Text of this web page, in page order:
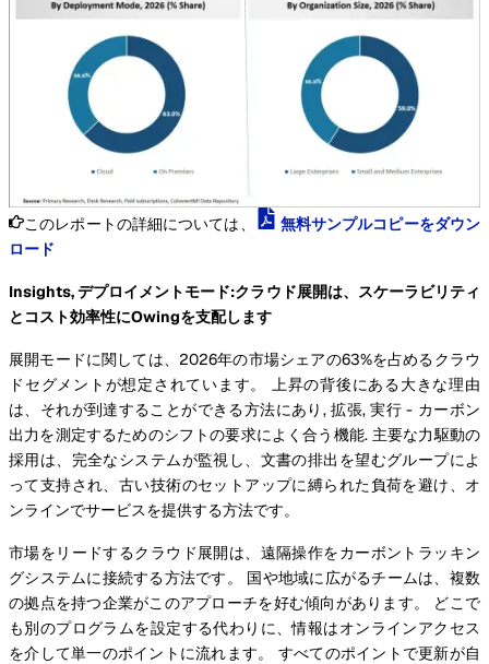
このレポートの詳細については、
無料サンプルコピーをダウン
ロード
Insights, デプロイメントモード:クラウド展開は、スケーラビリティ
とコスト効率性にOwingを支配します
展開モードに関しては、2026年の市場シェアの63%を占めるクラウ
ドセグメントが想定されています。 上昇の背後にある大きな理由
は、それが到達することができる方法にあり, 拡張, 実行 - カーボン
出力を測定するためのシフトの要求によく合う機能. 主要な力駆動の
採用は、完全なシステムが監視し、文書の排出を望むグループによ
って支持され、古い技術のセットアップに縛られた負荷を避け、オ
ンラインでサービスを提供する方法です。
市場をリードするクラウド展開は、遠隔操作をカーボントラッキン
グシステムに接続する方法です。 国や地域に広がるチームは、複数
の拠点を持つ企業がこのアプローチを好む傾向があります。 どこで
も別のプログラムを設定する代わりに、情報はオンラインアクセス
を介して単一のポイントに流れます。 すべてのポイントで更新が自